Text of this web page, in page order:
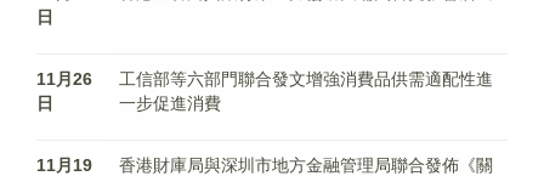
日
11月26
日
工信部等六部門聯合發文增強消費品供需適配性進
一步促進消費
11月19
香港財庫局與深圳市地方金融管理局聯合發佈《關